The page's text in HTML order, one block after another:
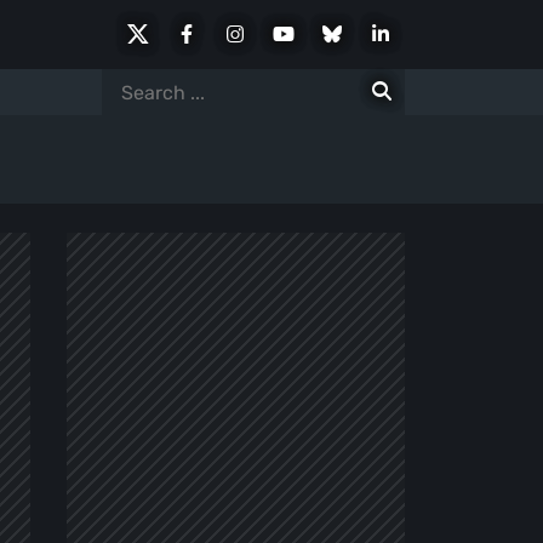
FacebookInstagramYoutubeBlueskyLinkedIn
Search